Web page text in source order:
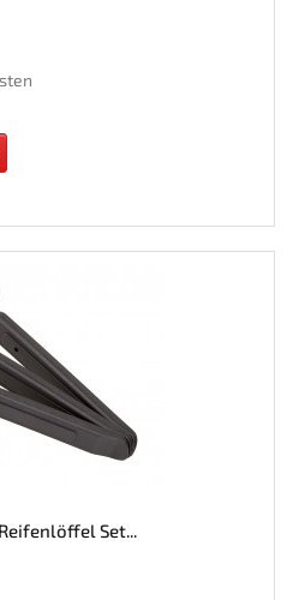
Set...